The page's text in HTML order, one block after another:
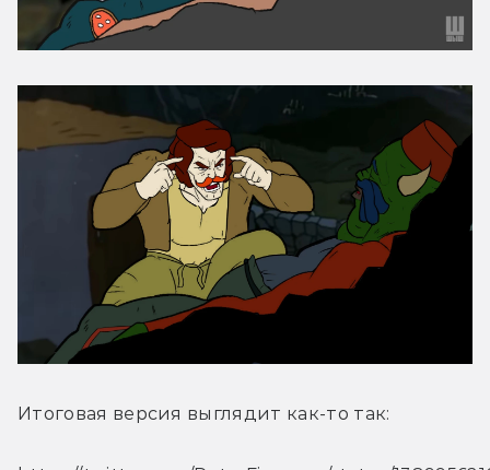
Итоговая версия выглядит как-то так: